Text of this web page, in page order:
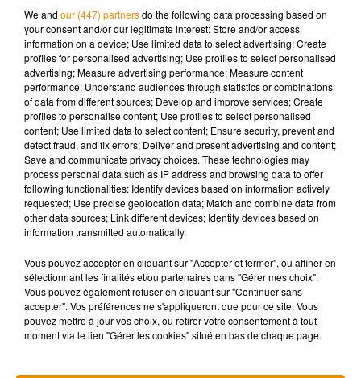
* Champ obligatoire
Le jeu est terminé
Musique
7 août 2026
Madonna sort enfin le remix de « Love
Sensation » avec Kylie Minogue
7 août 2026
Angèle et Amélie Lens dévoilent leur
collaboration tant attendue
We and our (447) partnersdo the following data processing based on
your consent and/or our legitimate interest: Store and/or access
information on a device; Use limited data to select advertising; Create
profiles for personalised advertising; Use profiles to select personalised
advertising; Measure advertising performance; Measure content
performance; Understand audiences through statistics or combinations
of data from different sources; Develop and improve services; Create
profiles to personalise content; Use profiles to select personalised
content; Use limited data to select content; Ensure security, prevent and
detect fraud, and fix errors; Deliver and present advertising and content;
Save and communicate privacy choices. These technologies may
process personal data such as IP address and browsing data to offer
following functionalities: Identify devices based on information actively
requested; Use precise geolocation data; Match and combine data from
other data sources; Link different devices; Identify devices based on
information transmitted automatically.
Vous pouvez accepter en cliquant sur "Accepter et fermer", ou affiner en
sélectionnant les finalités et/ou partenaires dans "Gérer mes choix".
Vous pouvez également refuser en cliquant sur "Continuer sans
accepter". Vos préférences ne s'appliqueront que pour ce site. Vous
pouvez mettre à jour vos choix, ou retirer votre consentement à tout
moment via le lien "Gérer les cookies" situé en bas de chaque page.